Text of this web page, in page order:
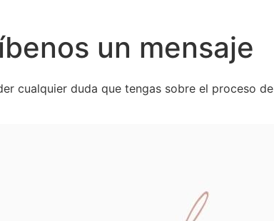
un mensaje
cualquier duda que tengas sobre el proceso de